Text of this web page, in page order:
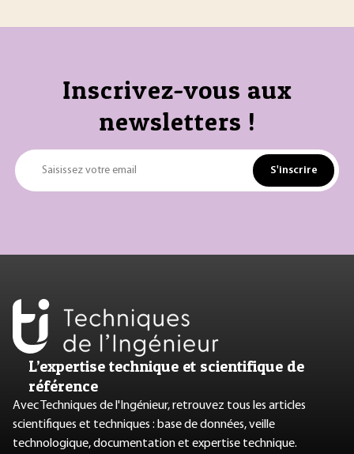
Inscrivez-vous aux
newsletters !
Saisissez votre email S'inscrire
L’expertise technique et scientifique de
référence
Avec Techniques de l'Ingénieur, retrouvez tous les articles
scientifiques et techniques : base de données, veille
technologique, documentation et expertise technique.